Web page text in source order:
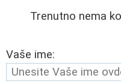
Trenutno nema
Vaše ime: